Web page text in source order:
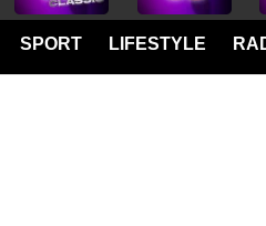
SPORT LIFESTYLE